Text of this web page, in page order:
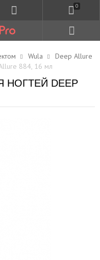
0
Wula
Deep Allure
884, 16 мл
НОГТЕЙ DEEP